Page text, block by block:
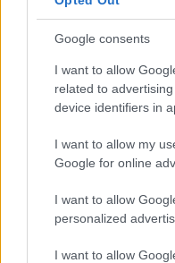
Google consents
I want to allow
related to
device identifiers in
I want to allow my
Google for online
I want to allow
personalized
I want to allow